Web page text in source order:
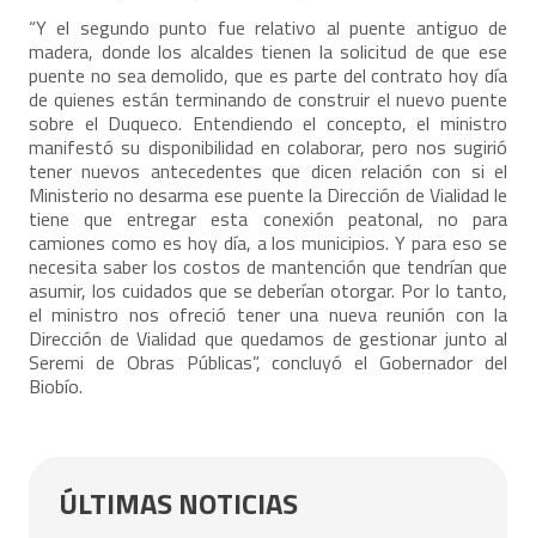
“Y el segundo punto fue relativo al puente antiguo de
madera, donde los alcaldes tienen la solicitud de que ese
puente no sea demolido, que es parte del contrato hoy día
de quienes están terminando de construir el nuevo puente
sobre el Duqueco. Entendiendo el concepto, el ministro
manifestó su disponibilidad en colaborar, pero nos sugirió
tener nuevos antecedentes que dicen relación con si el
Ministerio no desarma ese puente la Dirección de Vialidad le
tiene que entregar esta conexión peatonal, no para
camiones como es hoy día, a los municipios. Y para eso se
necesita saber los costos de mantención que tendrían que
asumir, los cuidados que se deberían otorgar. Por lo tanto,
el ministro nos ofreció tener una nueva reunión con la
Dirección de Vialidad que quedamos de gestionar junto al
Seremi de Obras Públicas”, concluyó el Gobernador del
Biobío.
ÚLTIMAS NOTICIAS